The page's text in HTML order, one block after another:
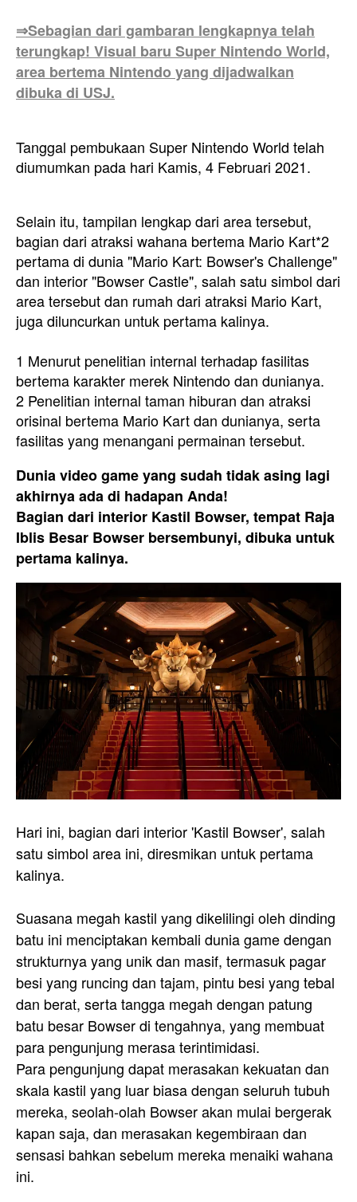
⇒Sebagian dari gambaran lengkapnya telah
terungkap! Visual baru Super Nintendo World,
area bertema Nintendo yang dijadwalkan
dibuka di USJ.
Tanggal pembukaan Super Nintendo World telah
diumumkan pada hari Kamis, 4 Februari 2021.
Selain itu, tampilan lengkap dari area tersebut,
bagian dari atraksi wahana bertema Mario Kart*2
pertama di dunia "Mario Kart: Bowser's Challenge"
dan interior "Bowser Castle", salah satu simbol dari
area tersebut dan rumah dari atraksi Mario Kart,
juga diluncurkan untuk pertama kalinya.
1 Menurut penelitian internal terhadap fasilitas
bertema karakter merek Nintendo dan dunianya.
2 Penelitian internal taman hiburan dan atraksi
orisinal bertema Mario Kart dan dunianya, serta
fasilitas yang menangani permainan tersebut.
Dunia video game yang sudah tidak asing lagi
akhirnya ada di hadapan Anda!
Bagian dari interior Kastil Bowser, tempat Raja
Iblis Besar Bowser bersembunyi, dibuka untuk
pertama kalinya.
Hari ini, bagian dari interior 'Kastil Bowser', salah
satu simbol area ini, diresmikan untuk pertama
kalinya.
Suasana megah kastil yang dikelilingi oleh dinding
batu ini menciptakan kembali dunia game dengan
strukturnya yang unik dan masif, termasuk pagar
besi yang runcing dan tajam, pintu besi yang tebal
dan berat, serta tangga megah dengan patung
batu besar Bowser di tengahnya, yang membuat
para pengunjung merasa terintimidasi.
Para pengunjung dapat merasakan kekuatan dan
skala kastil yang luar biasa dengan seluruh tubuh
mereka, seolah-olah Bowser akan mulai bergerak
kapan saja, dan merasakan kegembiraan dan
sensasi bahkan sebelum mereka menaiki wahana
ini.